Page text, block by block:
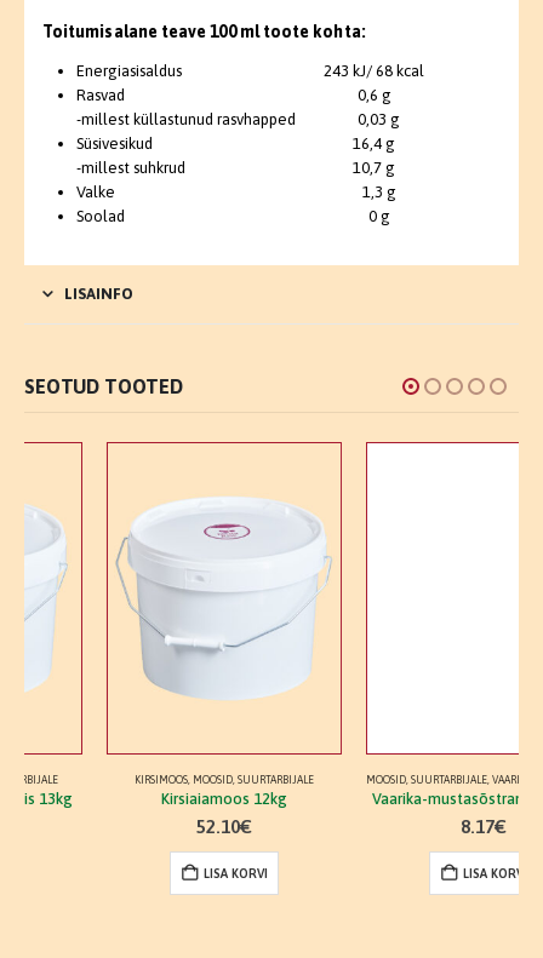
Toitumisalane teave 100 ml toote kohta:
Energiasisaldus 243 kJ/ 68 kcal
Rasvad 0,6 g
-millest küllastunud rasvhapped 0,03 g
Süsivesikud 16,4 g
-millest suhkrud 10,7 g
Valke 1,3 g
Soolad 0 g
LISAINFO
SEOTUD TOOTED
KIRSIMOOS MOOSID, SUURTARBIJALE
Kirsiaiamoos 12kg
LISA KORVI
MOOSID SUURTARBIJALE, VAARIKA-MUSTASÕSTRAMOOS
Vaarika-mustasõstramoos 1,3kg
LISA KORVI